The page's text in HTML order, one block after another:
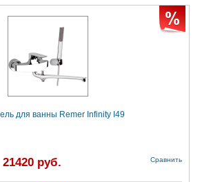
для ванны Remer Infinity I49
21420 руб. Сравнить